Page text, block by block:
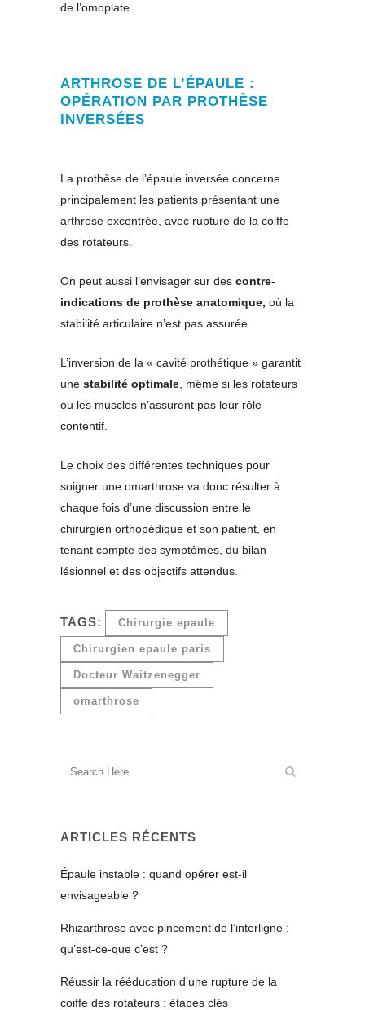
de l’omoplate.
ARTHROSE DE L’ÉPAULE :
OPÉRATION PAR PROTHÈSE
INVERSÉES
La prothèse de l’épaule inversée concerne
principalement les patients présentant une
arthrose excentrée, avec rupture de la coiffe
des rotateurs.
On peut aussi l’envisager sur des contre-
indications de prothèse anatomique, où la
stabilité articulaire n’est pas assurée.
L’inversion de la « cavité prothétique » garantit
une stabilité optimale , même si les rotateurs
ou les muscles n’assurent pas leur rôle
contentif.
Le choix des différentes techniques pour
soigner une omarthrose va donc résulter à
chaque fois d’une discussion entre le
chirurgien orthopédique et son patient, en
tenant compte des symptômes, du bilan
lésionnel et des objectifs attendus.
TAGS: Chirurgie epaule
Chirurgien epaule paris
Docteur Waitzenegger
omarthrose
ARTICLES RÉCENTS
Épaule instable : quand opérer est-il
envisageable ?
Rhizarthrose avec pincement de l’interligne :
qu’est-ce-que c’est ?
Réussir la rééducation d’une rupture de la
coiffe des rotateurs : étapes clés